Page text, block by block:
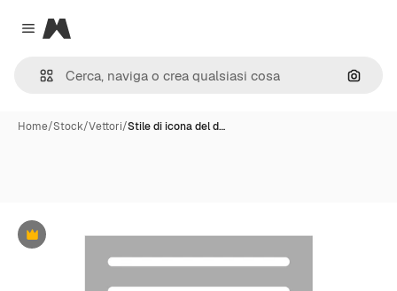
Close menu
Magnific
Cerca
Home/Stock/Vettori/Stile di icona del d…
Premium